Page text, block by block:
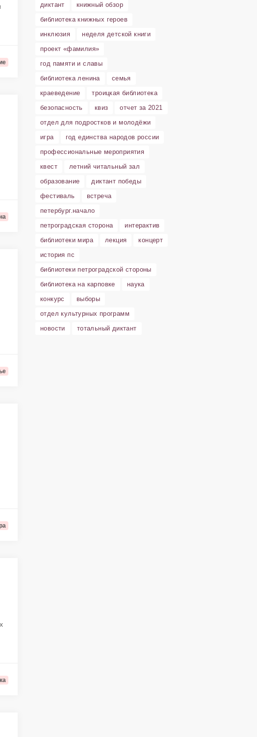
диктант
книжный обзор
библиотека книжных героев
инклюзия
неделя детской книги
проект «фамилия»
год памяти и славы
библиотека ленина
семья
краеведение
троицкая библиотека
безопасность
квиз
отчет за 2021
отдел для подростков и молодёжи
игра
год единства народов россии
профессиональные мероприятия
квест
летний читальный зал
образование
диктант победы
фестиваль
встреча
петербург.начало
петроградская сторона
интерактив
библиотеки мира
лекция
концерт
история пс
библиотеки петроградской стороны
библиотека на карповке
наука
конкурс
выборы
отдел культурных программ
новости
тотальный диктант